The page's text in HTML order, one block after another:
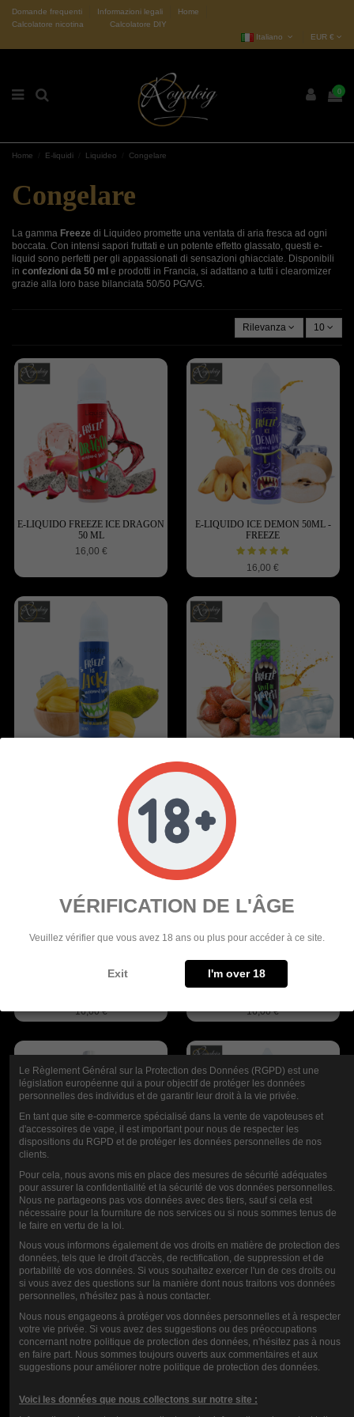
Domande frequenti Informazioni legali
Home
Calcolatore nicotina
Calcolatore DIY
Italiano
EUR €
0
Home E-liquidi Liquideo Congelare
Congelare
La gamma Freeze di Liquideo promette una ventata di aria fresca ad ogni
boccata. Con intensi sapori fruttati e un potente effetto glassato, questi e-
liquid sono perfetti per gli appassionati di sensazioni ghiacciate. Disponibili
in confezioni da 50 ml e prodotti in Francia, si adattano a tutti i clearomizer
grazie alla loro base bilanciata 50/50 PG/VG.
Rilevanza 10
E-LIQUIDO FREEZE ICE DRAGON
50 ML
16,00 €
E-LIQUIDO ICE DEMON 50ML -
FREEZE
16,00 €
JACKZ 50ML - FREEZE
E-LIQUIDO SNAKE FRUIT 50ML -
16,00 €
LIQUIDO ELETTRONICO RIBES
16,00 €
E-LIQUIDO FREEZE DRAGON
10ML
MIRABELLE E-LIQUID 50ML -
FREEZE
VÉRIFICATION DE L'ÂGE
Veuillez vérifier que vous avez 18 ans ou plus pour accéder à ce site.
Exit I'm over 18
Le Règlement Général sur la Protection des Données (RGPD) est une
législation européenne qui a pour objectif de protéger les données
personnelles des individus et de garantir leur droit à la vie privée.
En tant que site e-commerce spécialisé dans la vente de vapoteuses et
d'accessoires de vape, il est important pour nous de respecter les
dispositions du RGPD et de protéger les données personnelles de nos
clients.
Pour cela, nous avons mis en place des mesures de sécurité adéquates
pour assurer la confidentialité et la sécurité de vos données personnelles.
Nous ne partageons pas vos données avec des tiers, sauf si cela est
nécessaire pour la fourniture de nos services ou si nous sommes tenus de
le faire en vertu de la loi.
Nous vous informons également de vos droits en matière de protection des
données, tels que le droit d'accès, de rectification, de suppression et de
portabilité de vos données. Si vous souhaitez exercer l'un de ces droits ou
si vous avez des questions sur la manière dont nous traitons vos données
personnelles, n'hésitez pas à nous contacter.
Nous nous engageons à protéger vos données personnelles et à respecter
votre vie privée. Si vous avez des suggestions ou des préoccupations
concernant notre politique de protection des données, n'hésitez pas à nous
en faire part. Nous sommes toujours ouverts aux commentaires et aux
suggestions pour améliorer notre politique de protection des données.
Voici les données que nous collectons sur notre site :